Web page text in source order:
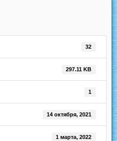
32
297.11 KB
1
14 октября, 2021
1 марта, 2022